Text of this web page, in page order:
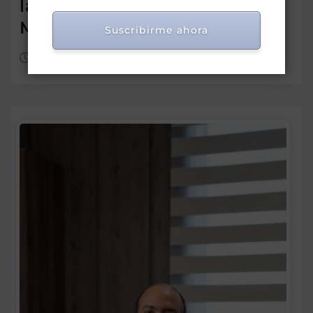
la protección social en Hato
Mayor
Suscribirme ahora